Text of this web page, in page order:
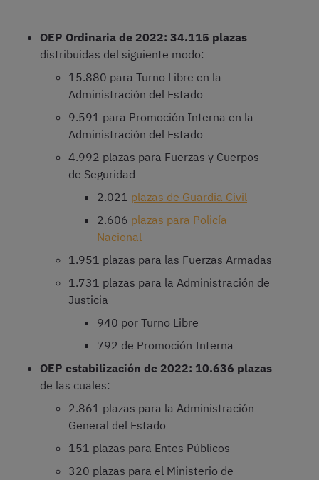
OEP Ordinaria de 2022: 34.115 plazas
distribuidas del siguiente modo:
15.880 para Turno Libre en la
Administración del Estado
9.591 para Promoción Interna en la
Administración del Estado
4.992 plazas para Fuerzas y Cuerpos
de Seguridad
2.021 plazas de Guardia Civil
2.606 plazas para Policía
Nacional
1.951 plazas para las Fuerzas Armadas
1.731 plazas para la Administración de
Justicia
940 por Turno Libre
792 de Promoción Interna
OEP estabilización de 2022: 10.636 plazas
de las cuales:
2.861 plazas para la Administración
General del Estado
151 plazas para Entes Públicos
320 plazas para el Ministerio de